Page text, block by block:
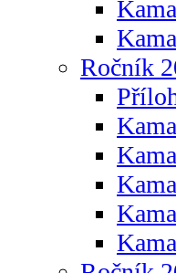
Ročník